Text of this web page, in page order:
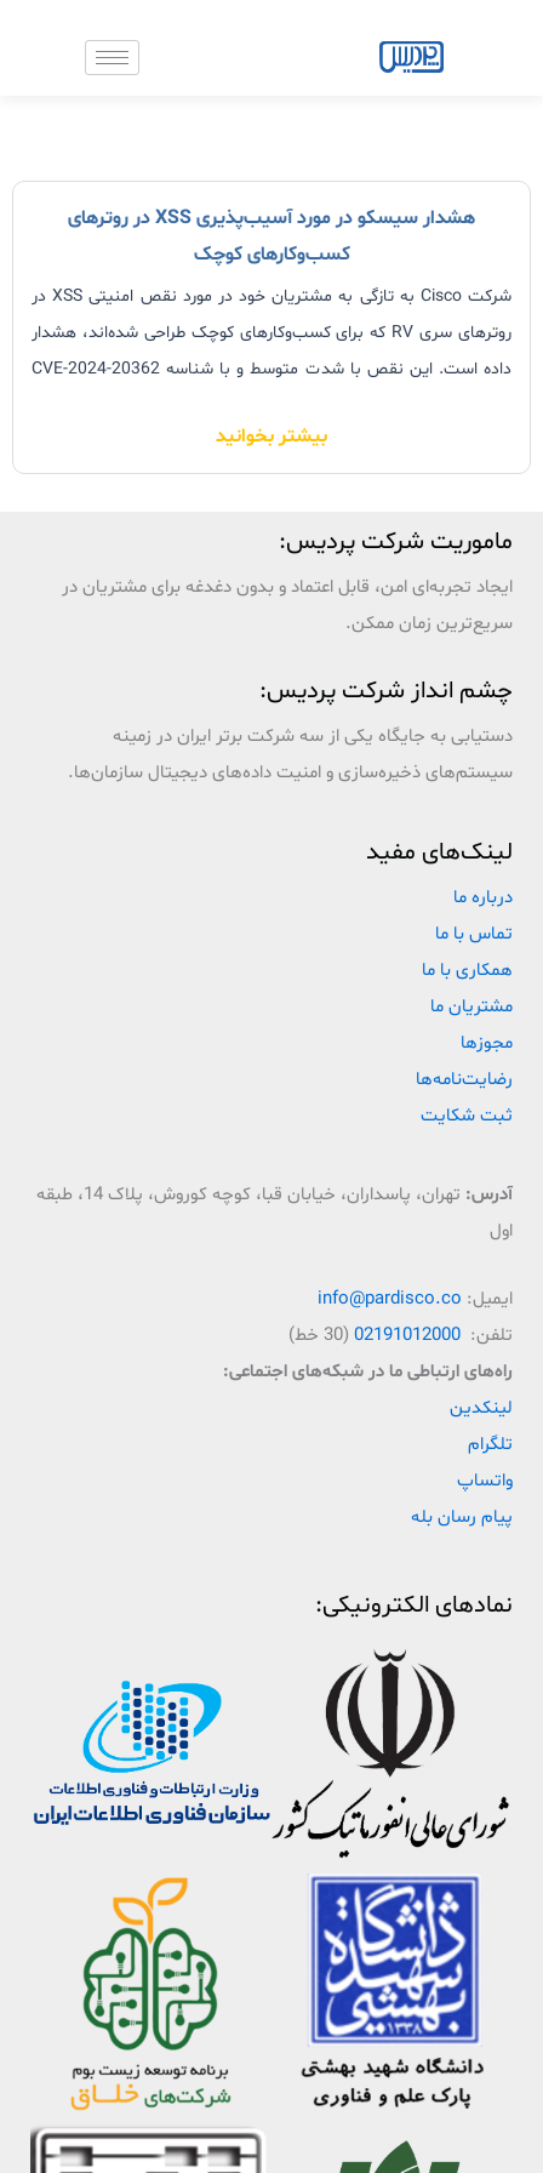
هشدار سیسکو در مورد آسیب‌پذیری XSS در روترهای
کسب‌و‌کارهای کوچک
شرکت Cisco به تازگی به مشتریان خود در مورد نقص امنیتی XSS در
روترهای سری RV که برای کسب‌وکارهای کوچک طراحی شده‌اند، هشدار
داده است. این نقص با شدت متوسط و با شناسه CVE-2024-20362
بیشتر بخوانید
ماموریت شرکت پردیس:
ایجاد تجربه‌ای امن، قابل اعتماد و بدون دغدغه برای مشتریان در
سریع‌ترین زمان ممکن.
چشم انداز شرکت پردیس:
دستیابی به جایگاه یکی از سه شرکت برتر ایران در زمینه
سیستم‌های ذخیره‌سازی و امنیت داده‌های دیجیتال سازمان‌ها.
لینک‌های مفید
درباره ما
تماس با ما
همکاری با ما
مشتریان ما
مجوزها
رضایت‌نامه‌ها
ثبت شکایت
آدرس:
تهران، پاسداران، خیابان قبا، کوچه کوروش، پلاک 14، طبقه
اول
ایمیل: info@pardisco.co
تلفن: 02191012000 (30 خط)
راه‌‌های ارتباطی ما در شبکه‌های اجتماعی:
لینکدین
تلگرام
واتساپ
پیام رسان بله
نمادهای الکترونیکی: